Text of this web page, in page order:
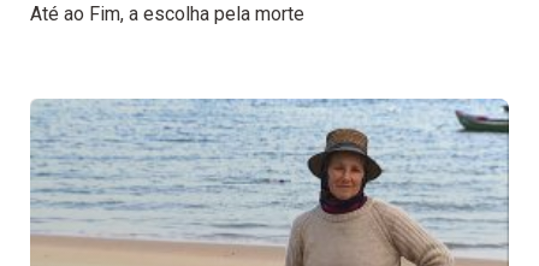
Até ao Fim, a escolha pela morte